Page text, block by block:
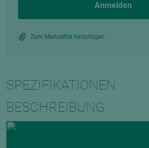
Anmelden
Zum Merkzettel hinzufügen
SPEZIFIKATIONEN
BESCHREIBUNG